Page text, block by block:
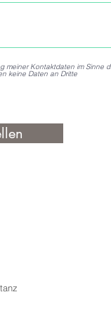
meiner Kontaktdaten im Sinne
keine Daten an Dritte